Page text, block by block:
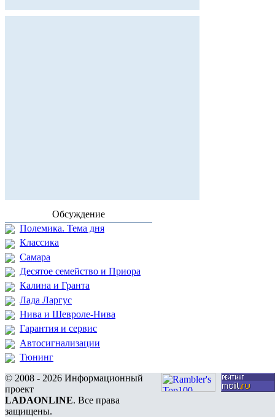
Обсуждение
Полемика. Тема дня
Классика
Самара
Десятое семейство и Приора
Калина и Гранта
Лада Ларгус
Нива и Шевроле-Нива
Гарантия и сервис
Автосигнализации
Тюнинг
© 2008 - 2026 Информационный
проект
LADAONLINE. Все права
защищены.